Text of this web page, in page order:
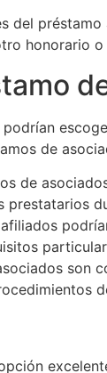
del
honorario
de
de
son